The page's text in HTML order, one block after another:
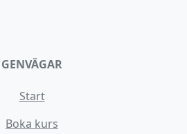
GENVÄGAR
Start
Boka kurs